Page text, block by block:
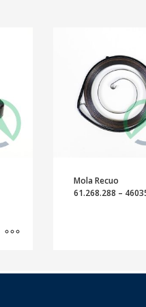
Mola Recuo
61.268.288 –